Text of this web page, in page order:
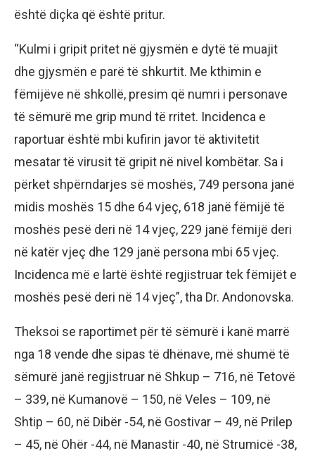
është diçka që është pritur.
“Kulmi i gripit pritet në gjysmën e dytë të muajit
dhe gjysmën e parë të shkurtit. Me kthimin e
fëmijëve në shkollë, presim që numri i personave
të sëmurë me grip mund të rritet. Incidenca e
raportuar është mbi kufirin javor të aktivitetit
mesatar të virusit të gripit në nivel kombëtar. Sa i
përket shpërndarjes së moshës, 749 persona janë
midis moshës 15 dhe 64 vjeç, 618 janë fëmijë të
moshës pesë deri në 14 vjeç, 229 janë fëmijë deri
në katër vjeç dhe 129 janë persona mbi 65 vjeç.
Incidenca më e lartë është regjistruar tek fëmijët e
moshës pesë deri në 14 vjeç”, tha Dr. Andonovska.
Theksoi se raportimet për të sëmurë i kanë marrë
nga 18 vende dhe sipas të dhënave, më shumë të
sëmurë janë regjistruar në Shkup – 716, në Tetovë
– 339, në Kumanovë – 150, në Veles – 109, në
Shtip – 60, në Dibër -54, në Gostivar – 49, në Prilep
– 45, në Ohër -44, në Manastir -40, në Strumicë -38,